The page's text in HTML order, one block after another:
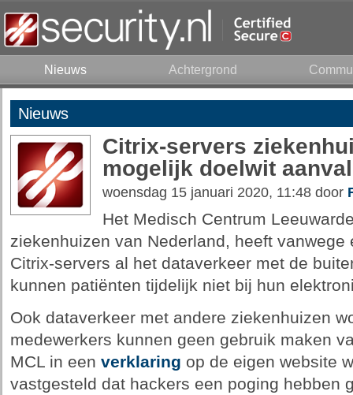
Nieuws Achtergrond
Nieuws
Citrix-servers
mogelijk doelwit aanval
woensdag 15 januari 2020, 11:48 door
Het Medisch Centrum
ziekenhuizen van Nederland, heeft
Citrix-servers al het dataverkeer met de
kunnen patiënten tijdelijk niet bij hun
Ook dataverkeer met andere ziekenhuizen
medewerkers kunnen geen gebruik maken
MCL in een verklaring op de eigen website
vastgesteld dat hackers een poging hebben